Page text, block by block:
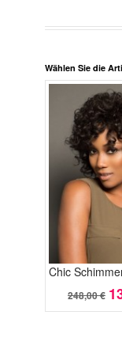
Wählen Sie die
248,00 €